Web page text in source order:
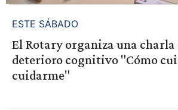
ESTE SÁBADO
El Rotary organiza una charla
deterioro cognitivo "Cómo
cuidarme"